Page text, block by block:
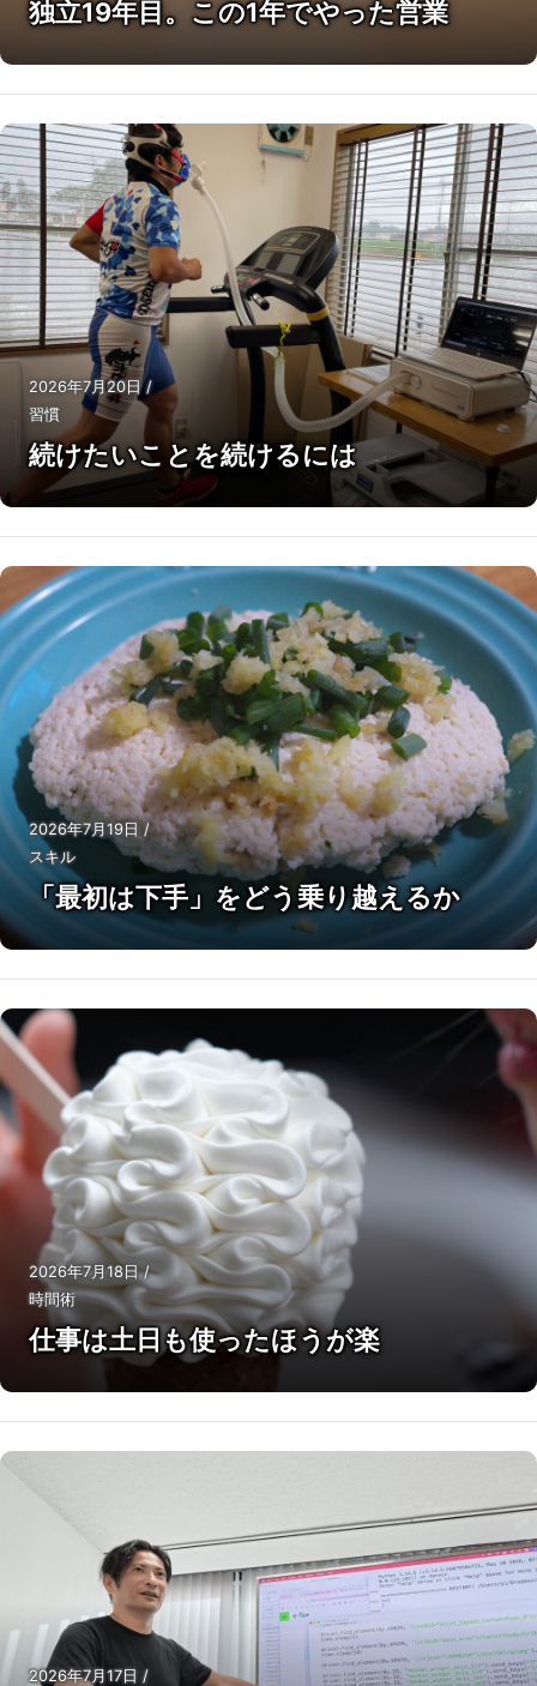
独立19年目。この1年でやった営業
2026年7月20日/
習慣
続けたいことを続けるには
2026年7月19日 /
スキル
「最初は下手」をどう乗り越えるか
2026年7月18日/
時間術
仕事は土日も使ったほうが楽
2026年7月17日 /